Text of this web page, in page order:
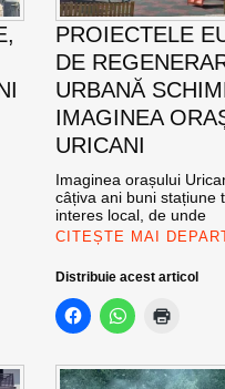
PROIECTELE
DE
URBANĂ
IMAGINEA
URICANI
Imaginea orașului
câțiva ani buni stațiune
interes local, de unde
CITEȘTE MAI
Distribuie acest articol